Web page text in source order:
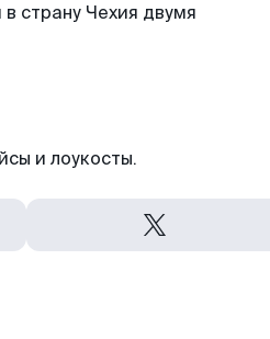
страну Чехия двумя
и лоукосты.